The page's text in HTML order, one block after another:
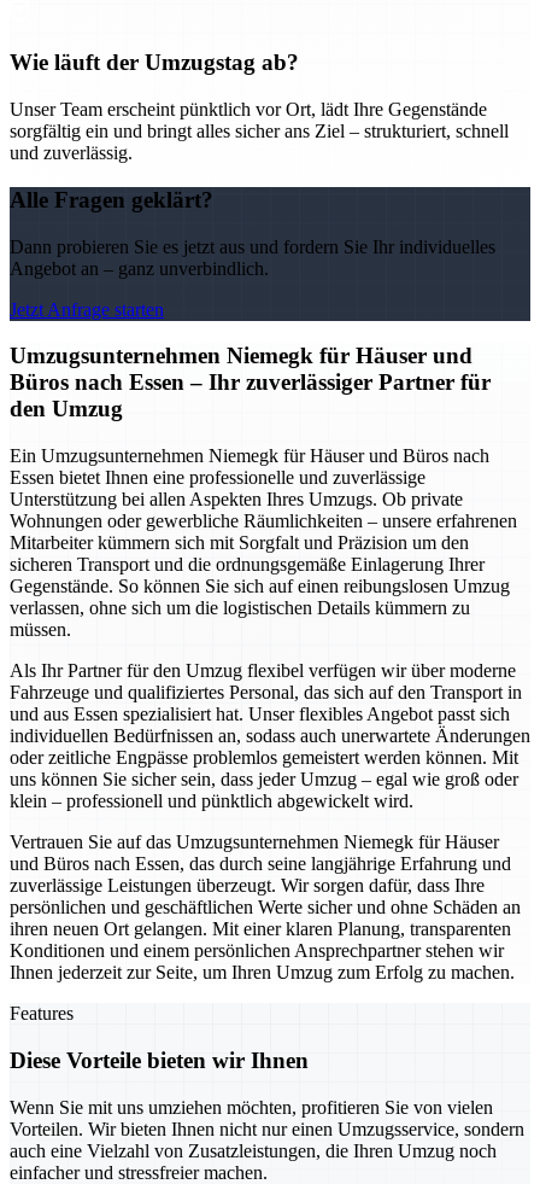
Wie läuft der Umzugstag ab?
Unser Team erscheint pünktlich vor Ort, lädt Ihre Gegenstände
sorgfältig ein und bringt alles sicher ans Ziel – strukturiert, schnell
und zuverlässig.
Alle Fragen geklärt?
Dann probieren Sie es jetzt aus und fordern Sie Ihr individuelles
Angebot an – ganz unverbindlich.
Jetzt Anfrage starten
Umzugsunternehmen Niemegk für Häuser und
Büros nach Essen – Ihr zuverlässiger Partner für
den Umzug
Ein Umzugsunternehmen Niemegk für Häuser und Büros nach
Essen bietet Ihnen eine professionelle und zuverlässige
Unterstützung bei allen Aspekten Ihres Umzugs. Ob private
Wohnungen oder gewerbliche Räumlichkeiten – unsere erfahrenen
Mitarbeiter kümmern sich mit Sorgfalt und Präzision um den
sicheren Transport und die ordnungsgemäße Einlagerung Ihrer
Gegenstände. So können Sie sich auf einen reibungslosen Umzug
verlassen, ohne sich um die logistischen Details kümmern zu
müssen.
Als Ihr Partner für den Umzug flexibel verfügen wir über moderne
Fahrzeuge und qualifiziertes Personal, das sich auf den Transport in
und aus Essen spezialisiert hat. Unser flexibles Angebot passt sich
individuellen Bedürfnissen an, sodass auch unerwartete Änderungen
oder zeitliche Engpässe problemlos gemeistert werden können. Mit
uns können Sie sicher sein, dass jeder Umzug – egal wie groß oder
klein – professionell und pünktlich abgewickelt wird.
Vertrauen Sie auf das Umzugsunternehmen Niemegk für Häuser
und Büros nach Essen, das durch seine langjährige Erfahrung und
zuverlässige Leistungen überzeugt. Wir sorgen dafür, dass Ihre
persönlichen und geschäftlichen Werte sicher und ohne Schäden an
ihren neuen Ort gelangen. Mit einer klaren Planung, transparenten
Konditionen und einem persönlichen Ansprechpartner stehen wir
Ihnen jederzeit zur Seite, um Ihren Umzug zum Erfolg zu machen.
Features
Diese Vorteile bieten wir Ihnen
Wenn Sie mit uns umziehen möchten, profitieren Sie von vielen
Vorteilen. Wir bieten Ihnen nicht nur einen Umzugsservice, sondern
auch eine Vielzahl von Zusatzleistungen, die Ihren Umzug noch
einfacher und stressfreier machen.